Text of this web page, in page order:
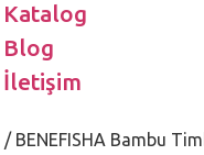
Katalog
Blog
İletişim
/ BENEFISHA Bambu